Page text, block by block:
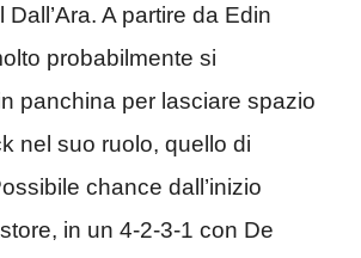
A partire da Edin
probabilmente si
panchina per lasciare spazio
nel suo ruolo, quello di
chance dall’inizio
in un 4-2-3-1 con De